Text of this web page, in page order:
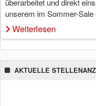
unserem im Sommer-Sale
Weiterlesen
AKTUELLE